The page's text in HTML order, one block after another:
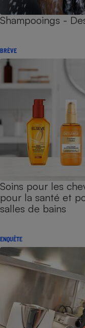
Shampooings -
BRÈVE
Soins pour les
pour la santé et
salles de bains
ENQUÊTE